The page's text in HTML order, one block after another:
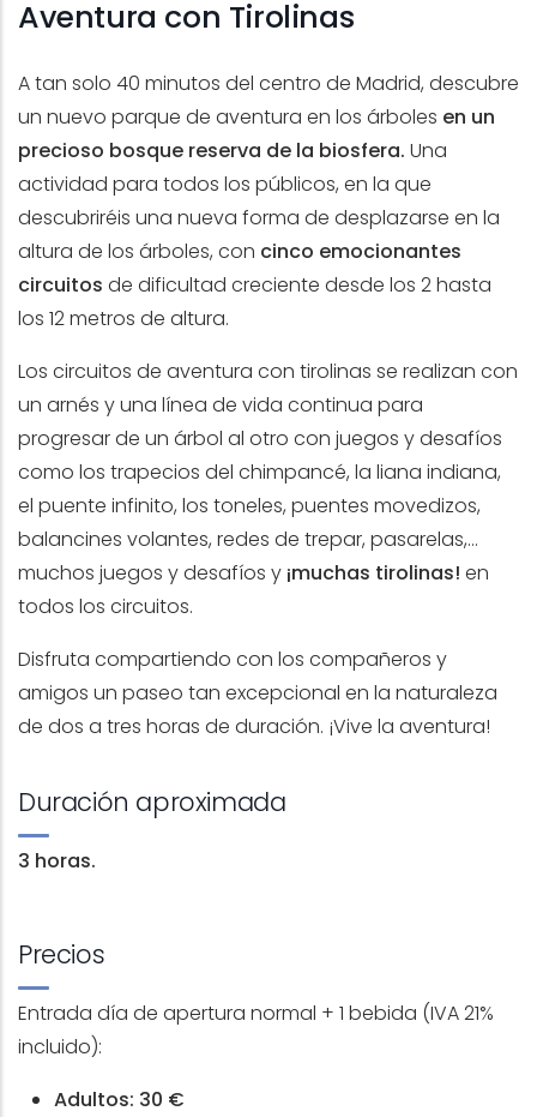
Aventura con Tirolinas
A tan solo 40 minutos del centro de Madrid, descubre
un nuevo parque de aventura en los árboles en un
precioso bosque reserva de la biosfera. Una
actividad para todos los públicos, en la que
descubriréis una nueva forma de desplazarse en la
altura de los árboles, con cinco emocionantes
circuitos de dificultad creciente desde los 2 hasta
los 12 metros de altura.
Los circuitos de aventura con tirolinas se realizan con
un arnés y una línea de vida continua para
progresar de un árbol al otro con juegos y desafíos
como los trapecios del chimpancé, la liana indiana,
el puente infinito, los toneles, puentes movedizos,
balancines volantes, redes de trepar, pasarelas,…
muchos juegos y desafíos y ¡muchas tirolinas! en
todos los circuitos.
Disfruta compartiendo con los compañeros y
amigos un paseo tan excepcional en la naturaleza
de dos a tres horas de duración. ¡Vive la aventura!
Duración aproximada
3 horas.
Precios
Entrada día de apertura normal + 1 bebida (IVA 21%
incluido):
Adultos: 30 €